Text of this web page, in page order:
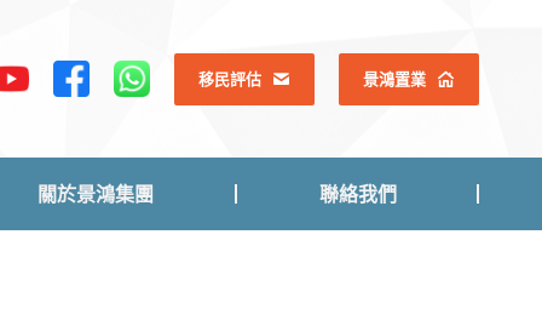
移民評估 景鴻置業
關於景鴻集團 聯絡我們